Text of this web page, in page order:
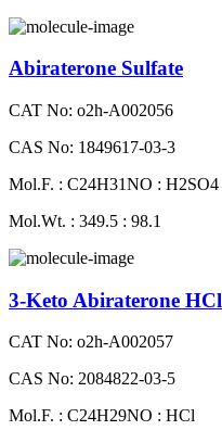
Abiraterone Sulfate
CAT No: o2h-A002056
CAS No: 1849617-03-3
Mol.F. : C24H31NO : H2SO4
Mol.Wt. : 349.5 : 98.1
3-Keto Abiraterone HCl
CAT No: o2h-A002057
CAS No: 2084822-03-5
Mol.F. : C24H29NO : HCl